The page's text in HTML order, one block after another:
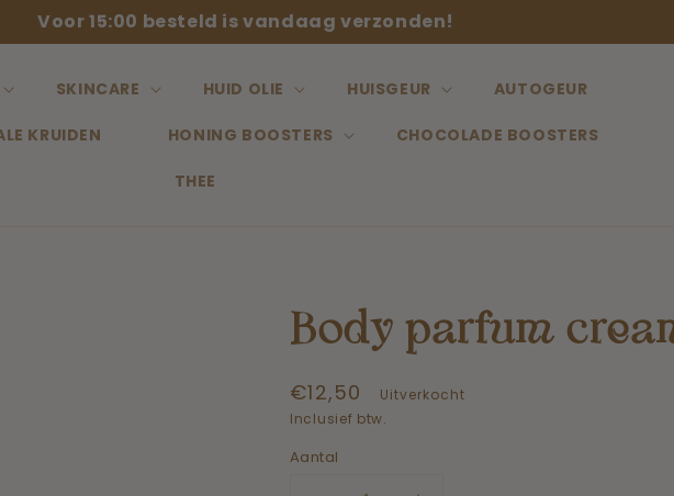
Voor 15:00 besteld is vandaag verzonden!
SKINCARE HUID OLIE HUISGEUR AUTOGEUR
KRUIDEN HONING BOOSTERS CHOCOLADE BOOSTERS
THEE
Body parfum
Normale
prijs
€12,50
Uitverkocht
Inclusief btw.
Aantal